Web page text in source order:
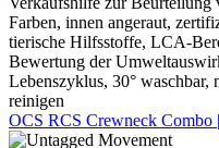
Farben, innen angeraut,
tierische Hilfsstoffe, LCA-
Bewertung der
Lebenszyklus, 30° waschbar,
reinigen
OCS RCS Crewneck Combo